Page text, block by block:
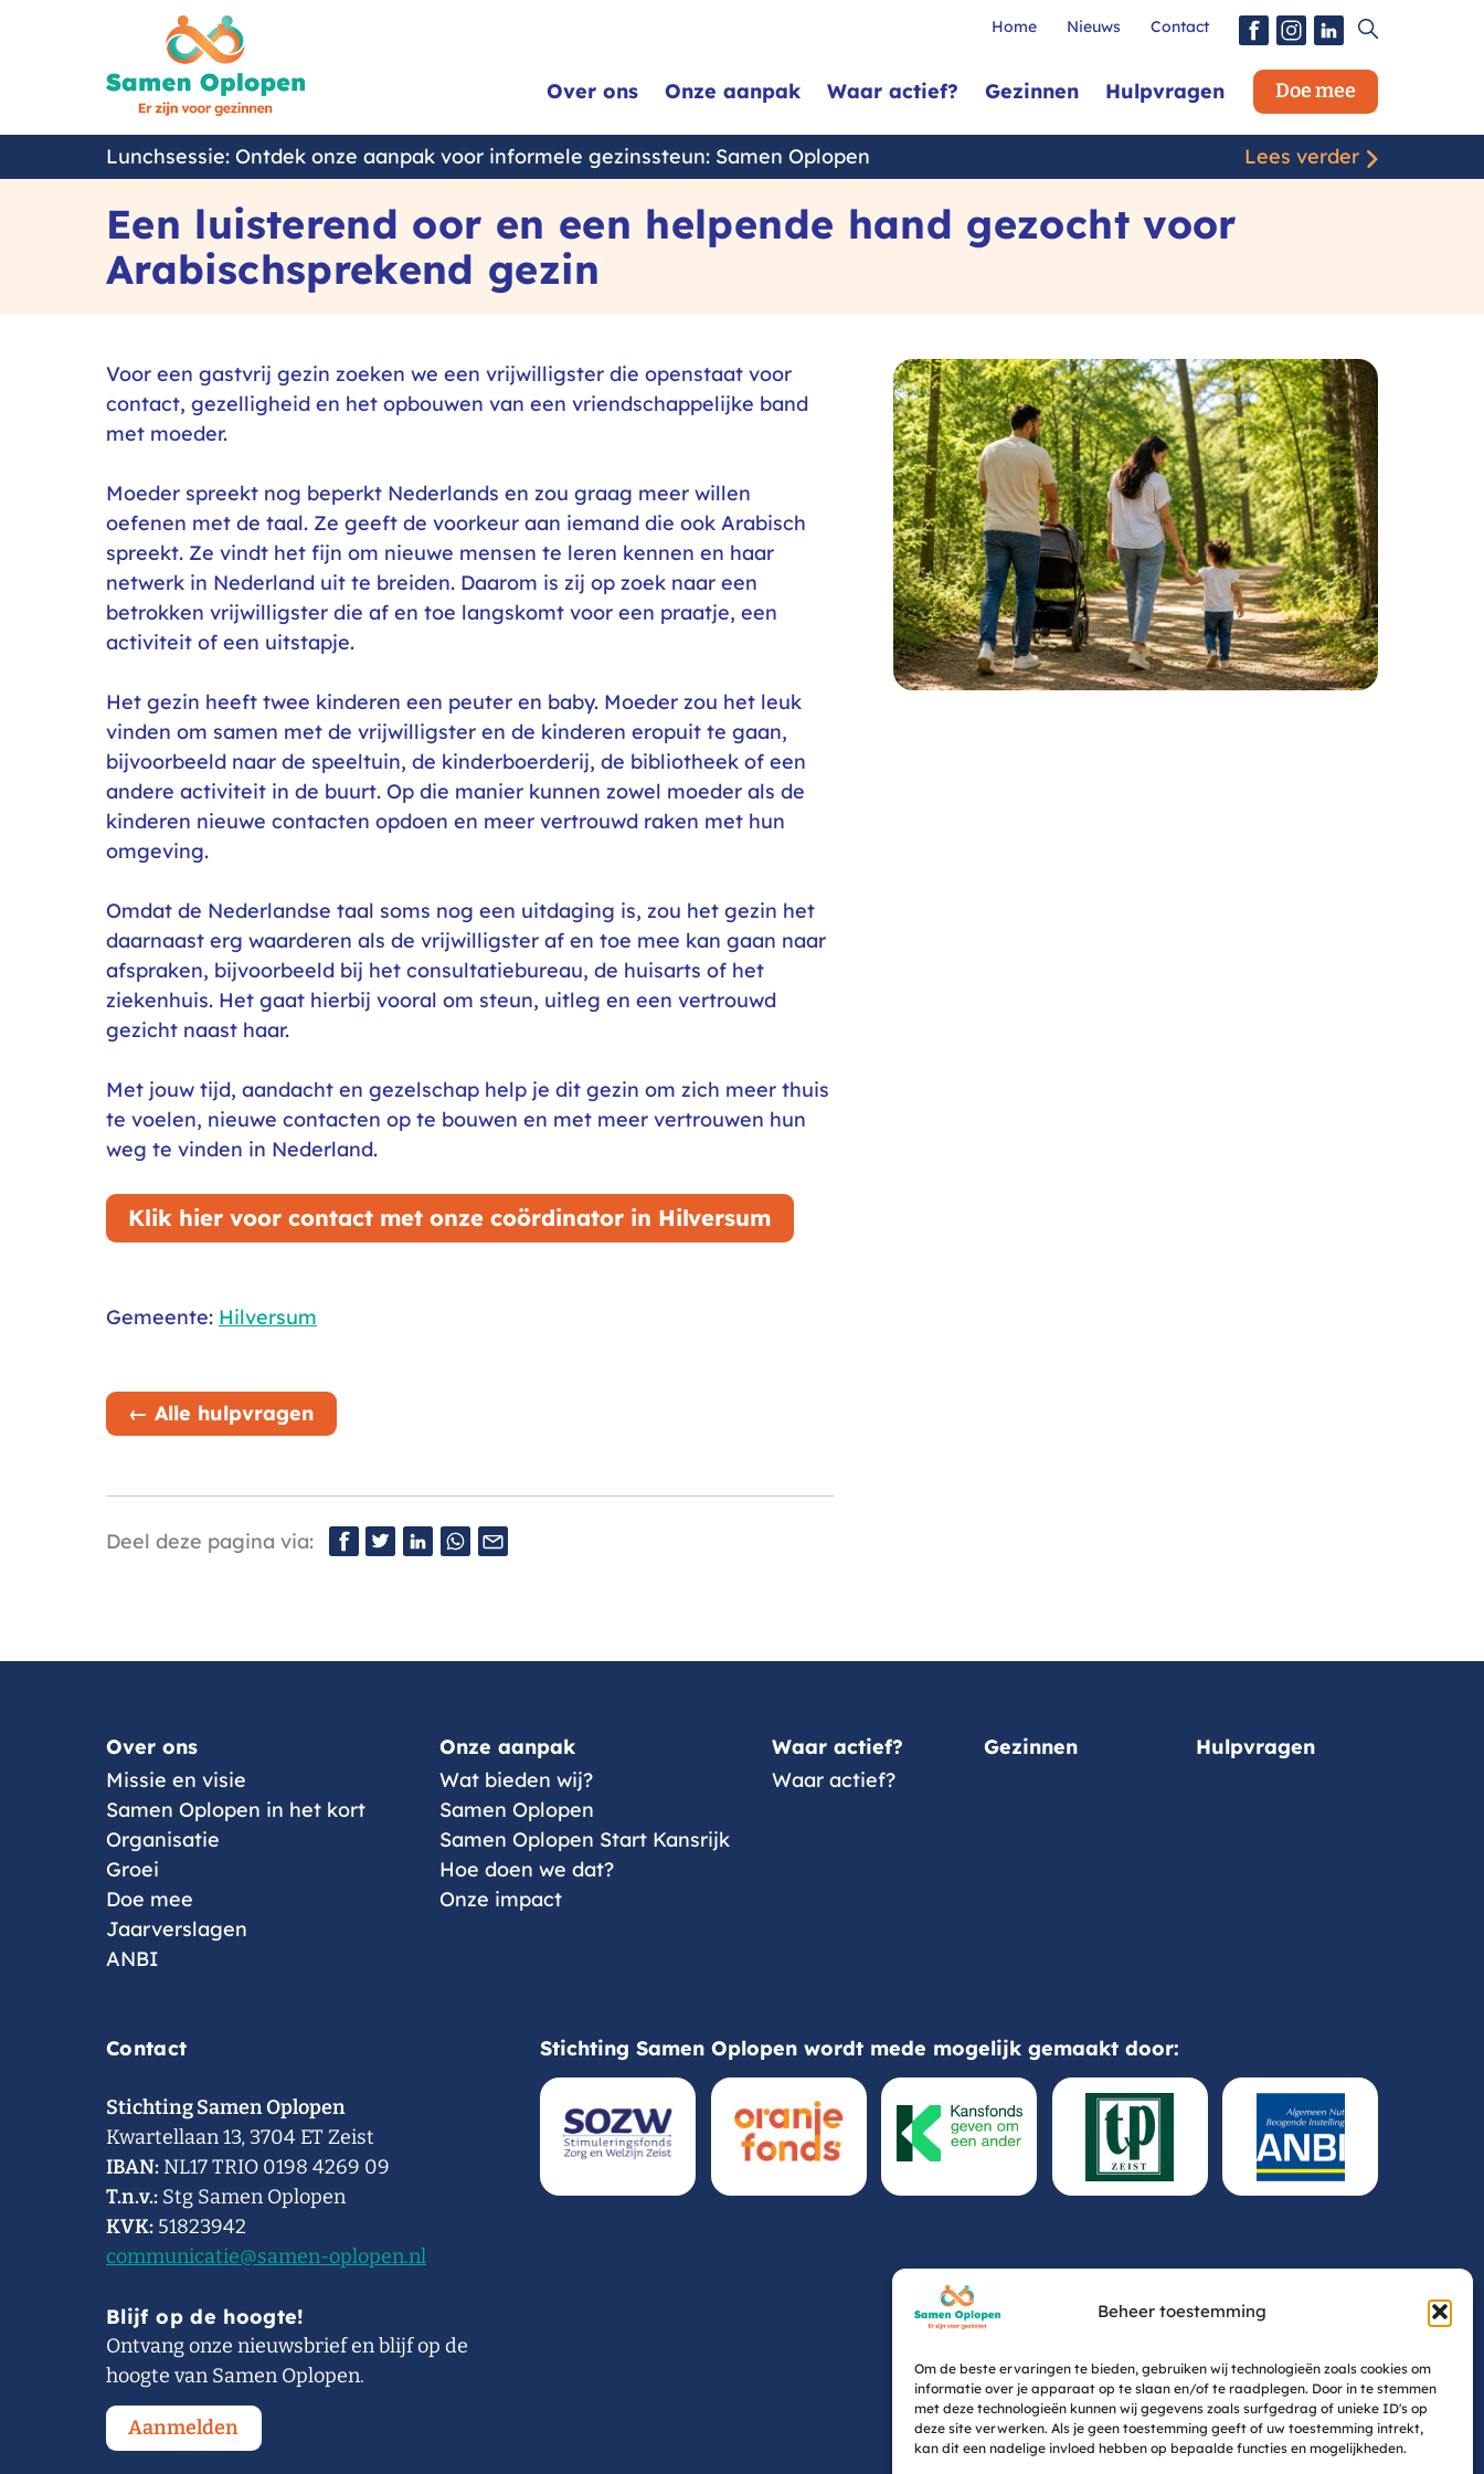
Beheer toestemming
Om de beste ervaringen te bieden, gebruiken wij technologieën zoals cookies om
informatie over je apparaat op te slaan en/of te raadplegen. Door in te stemmen
met deze technologieën kunnen wij gegevens zoals surfgedrag of unieke ID's op
deze site verwerken. Als je geen toestemming geeft of uw toestemming intrekt,
kan dit een nadelige invloed hebben op bepaalde functies en mogelijkheden.
Samen
Oplopen
Over ons Onze aanpak Waar actief? Gezinnen Hulpvragen Doe mee
Home Nieuws Contact
Zoek
Lunchsessie: Ontdek onze aanpak voor informele gezinssteun: Samen Oplopen Lees verder
Een luisterend oor en een helpende hand gezocht voor
Arabischsprekend gezin
Voor een gastvrij gezin zoeken we een vrijwilligster die openstaat voor
contact, gezelligheid en het opbouwen van een vriendschappelijke band
met moeder.
Moeder spreekt nog beperkt Nederlands en zou graag meer willen
oefenen met de taal. Ze geeft de voorkeur aan iemand die ook Arabisch
spreekt. Ze vindt het fijn om nieuwe mensen te leren kennen en haar
netwerk in Nederland uit te breiden. Daarom is zij op zoek naar een
betrokken vrijwilligster die af en toe langskomt voor een praatje, een
activiteit of een uitstapje.
Het gezin heeft twee kinderen een peuter en baby. Moeder zou het leuk
vinden om samen met de vrijwilligster en de kinderen eropuit te gaan,
bijvoorbeeld naar de speeltuin, de kinderboerderij, de bibliotheek of een
andere activiteit in de buurt. Op die manier kunnen zowel moeder als de
kinderen nieuwe contacten opdoen en meer vertrouwd raken met hun
omgeving.
Omdat de Nederlandse taal soms nog een uitdaging is, zou het gezin het
daarnaast erg waarderen als de vrijwilligster af en toe mee kan gaan naar
afspraken, bijvoorbeeld bij het consultatiebureau, de huisarts of het
ziekenhuis. Het gaat hierbij vooral om steun, uitleg en een vertrouwd
gezicht naast haar.
Met jouw tijd, aandacht en gezelschap help je dit gezin om zich meer thuis
te voelen, nieuwe contacten op te bouwen en met meer vertrouwen hun
weg te vinden in Nederland.
Klik hier voor contact met onze coördinator in Hilversum
Gemeente: Hilversum
← Alle hulpvragen
Deel deze pagina via:
Menu
Over ons
Missie en visie
Samen Oplopen in het kort
Organisatie
Groei
Doe mee
Jaarverslagen
ANBI
Onze aanpak
Wat bieden wij?
Samen Oplopen
Samen Oplopen Start Kansrijk
Hoe doen we dat?
Onze impact
Waar actief?
Waar actief?
Gezinnen Hulpvragen
Contact
Stichting Samen Oplopen
Kwartellaan 13, 3704 ET Zeist
IBAN: NL17 TRIO 0198 4269 09
T.n.v.: Stg Samen Oplopen
KVK: 51823942
communicatie@samen-oplopen.nl
Blijf op de hoogte!
Ontvang onze nieuwsbrief en blijf op de
hoogte van Samen Oplopen.
Aanmelden
Stichting Samen Oplopen wordt mede mogelijk gemaakt door: